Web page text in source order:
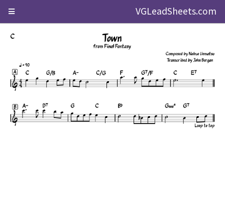
VGLeadSheets.com